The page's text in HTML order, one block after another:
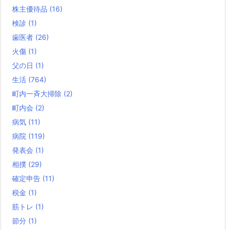
株主優待品 (16)
検診 (1)
歯医者 (26)
火傷 (1)
父の日 (1)
生活 (764)
町内一斉大掃除 (2)
町内会 (2)
病気 (11)
病院 (119)
発表会 (1)
相撲 (29)
確定申告 (11)
税金 (1)
筋トレ (1)
節分 (1)